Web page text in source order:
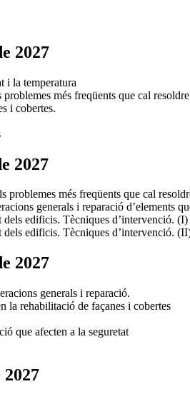
2027
i la temperatura
més freqüents que cal
i cobertes.
2027
problemes més freqüents que cal
generals i reparació d’elements
edificis. Tècniques d’intervenció. (I)
edificis. Tècniques d’intervenció.
2027
generals i reparació.
la rehabilitació de façanes i cobertes
que afecten a la seguretat